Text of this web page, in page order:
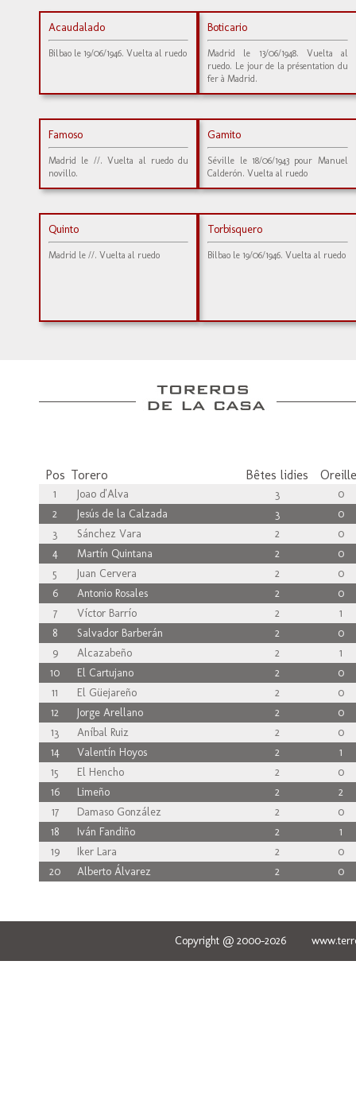
Acaudalado
Bilbao le 19/06/1946. Vuelta al ruedo
Boticario
Madrid le 13/06/1948. Vuelta al
ruedo. Le jour de la présentation du
fer à Madrid.
Famoso
Madrid le //. Vuelta al ruedo du
novillo.
Gamito
Séville le 18/06/1943 pour Manuel
Calderón. Vuelta al ruedo
Quinto
Madrid le //. Vuelta al ruedo
Torbisquero
Bilbao le 19/06/1946. Vuelta al ruedo
Pos Torero Bêtes lidies
1 Joao d'Alva 3
0
2
Jesús de la Calzada 3
0
3
Sánchez Vara 2
0
4
Martín Quintana 2
0
5
Juan Cervera 2
0
6
Antonio Rosales 2
0
7
Víctor Barrío 2
1
8
Salvador Barberán 2
0
9
Alcazabeño 2
1
10
El Cartujano 2
0
11
El Güejareño 2
0
12
Jorge Arellano 2
0
13
Aníbal Ruiz 2
0
14
Valentín Hoyos 2
1
15
El Hencho 2
0
16
Limeño 2
2
17
Damaso González 2
0
18
Iván Fandiño 2
1
19
Iker Lara 2
0
20
Alberto Álvarez 2 0
Copyright @ 2000-2026